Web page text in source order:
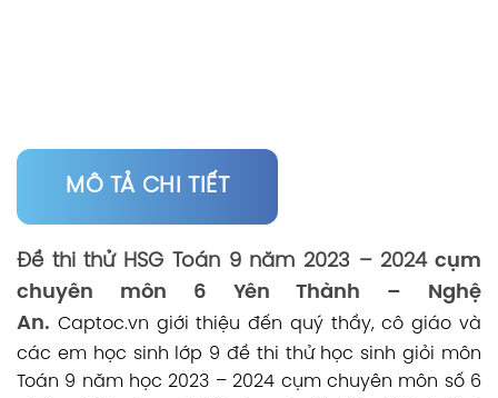
MÔ TẢ CHI TIẾT
Đề thi thử HSG Toán 9 năm 2023 – 2024cụm
chuyên môn 6 Yên Thành – Nghệ
An. Captoc.vn giới thiệu đến quý thầy, cô giáo và
các em học sinh lớp 9 đề thi thử học sinh giỏi môn
Toán 9 năm học 2023 – 2024 cụm chuyên môn số 6